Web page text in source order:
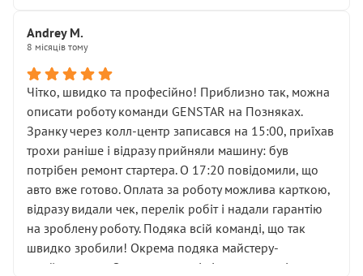
Для людини, яка хоча б трохи розуміється на техніці,
це звучить як мінімум непрофесійно, а як максимум —
спроба продати дорогий вузол замість елементарних
ущільнювачів.
Що прикро — це не перший мій візит. Раніше міняв у
вас стартер, і тоді сервіс наче справив хороше
враження. Але згодом знайшов декілька гайок під
лобовим склом. Мені пояснили, що це “старі гайки, які
відкручували”, і попросили не хвилюватися. ( надіюсь
новий власник, не застяг в полі))
Але після нинішнього візиту такі дрібниці вже не
здаються дрібницями.
Я — клієнт, який працює на довірі, і саме її цей сервіс
Andrey M.
8 місяців тому
Чітко, швидко та професійно! Приблизно так, можна
описати роботу команди GENSTAR на Позняках.
Зранку через колл-центр записався на 15:00, приїхав
трохи раніше і відразу прийняли машину: був
потрібен ремонт стартера. О 17:20 повідомили, що
авто вже готово. Оплата за роботу можлива карткою,
відразу видали чек, перелік робіт і надали гарантію
на зроблену роботу. Подяка всій команді, що так
швидко зробили! Окрема подяка майстеру-
приймальнику Олександру: всі чітко та по суті.